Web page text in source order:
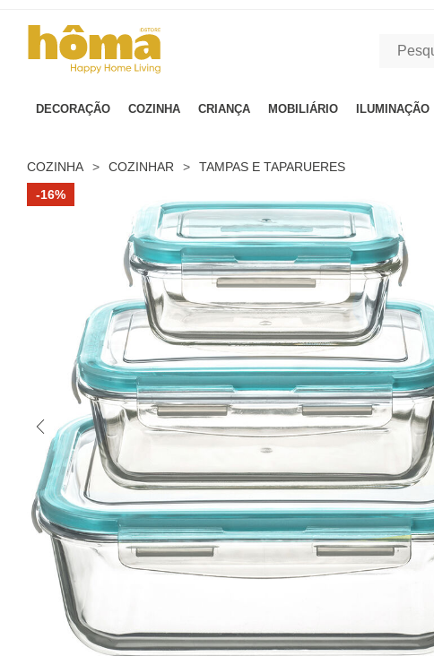
DECORAÇÃO COZINHA CRIANÇA MOBILIÁRIO ILUMINAÇÃO
COZINHA > COZINHAR > TAMPAS E TAPARUERES
-16%